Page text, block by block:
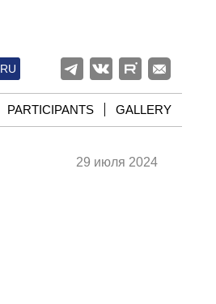
RU
PARTICIPANTS GALLERY
29 июля 2024